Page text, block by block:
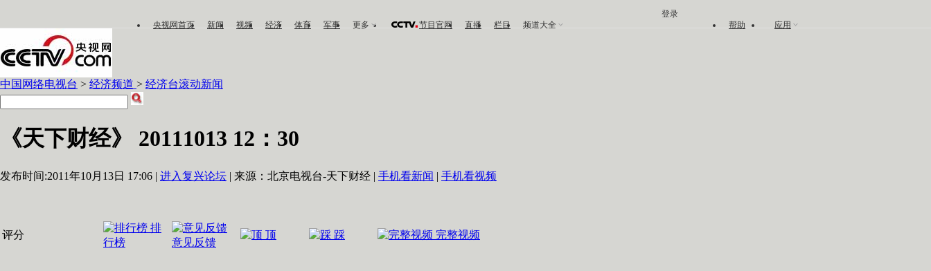
央视网首页 新闻 视频 经济 体育 军事 更多 节目官网 直播 栏目 频道大全 帮助 应用
登录
中国网络电视台 > 经济频道 > 经济台滚动新闻
《天下财经》 20111013 12：30
发布时间:2011年10月13日 17:06 | 进入复兴论坛 | 来源：北京电视台-天下财经 | 手机看新闻 | 手机看视频
评分
排
行榜
意见反馈
顶 踩 完整视频